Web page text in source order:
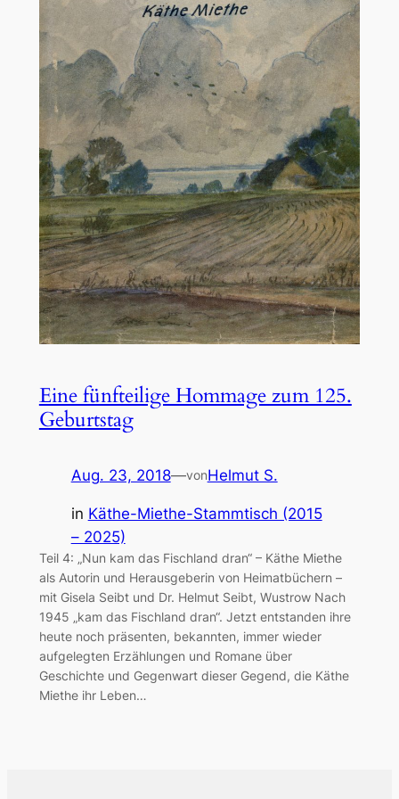
Eine fünfteilige Hommage zum 125.
Geburtstag
Aug. 23, 2018—vonHelmut S.
in Käthe-Miethe-Stammtisch (2015
– 2025)
Teil 4: „Nun kam das Fischland dran“ – Käthe Miethe
als Autorin und Herausgeberin von Heimatbüchern –
mit Gisela Seibt und Dr. Helmut Seibt, Wustrow Nach
1945 „kam das Fischland dran“. Jetzt entstanden ihre
heute noch präsenten, bekannten, immer wieder
aufgelegten Erzählungen und Romane über
Geschichte und Gegenwart dieser Gegend, die Käthe
Miethe ihr Leben…